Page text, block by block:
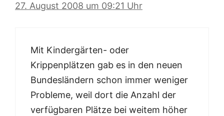
27. August 2008 um 09:21 Uhr
Mit Kindergärten- oder
Krippenplätzen gab es in den neuen
Bundesländern schon immer weniger
Probleme, weil dort die Anzahl der
verfügbaren Plätze bei weitem höher